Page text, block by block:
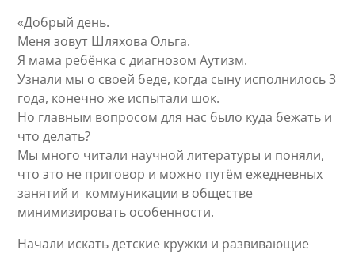
«Добрый день.
Меня зовут Шляхова Ольга.
Я мама ребёнка с диагнозом Аутизм.
Узнали мы о своей беде, когда сыну исполнилось 3
года, конечно же испытали шок.
Но главным вопросом для нас было куда бежать и
что делать?
Мы много читали научной литературы и поняли,
что это не приговор и можно путём ежедневных
занятий и коммуникации в обществе
минимизировать особенности.
Начали искать детские кружки и развивающие